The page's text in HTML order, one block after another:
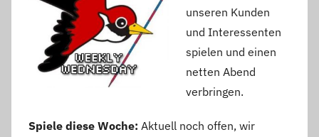
unseren Kunden
und Interessenten
spielen und einen
netten Abend
verbringen.
Spiele diese Woche: Aktuell noch offen, wir